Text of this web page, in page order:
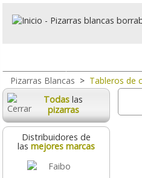
Pizarras Blancas > Tableros de
Todas las
pizarras
Distribuidores de
las mejores marcas